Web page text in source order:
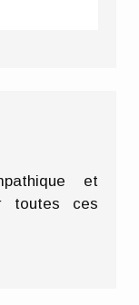
et
toutes ces